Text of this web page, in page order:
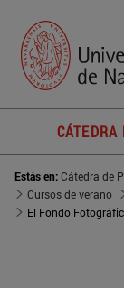
Estás en:Cátedra de
Cursos de verano
El Fondo